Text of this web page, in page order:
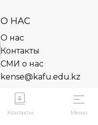
Контакты Меню
О НАС
О нас
Контакты
СМИ о нас
kense@kafu.edu.kz